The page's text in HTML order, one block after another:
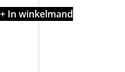
+ In winkelmand